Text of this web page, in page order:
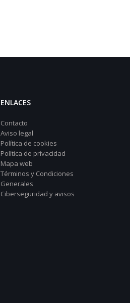
ENLACES
Contacto
Aviso legal
Política de cookies
Política de privacidad
Mapa web
Términos y Condiciones
Generales
Ciberseguridad y avisos